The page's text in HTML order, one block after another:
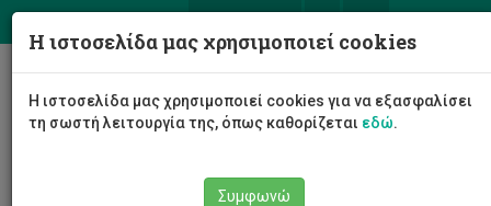
Η ιστοσελίδα μας χρησιμοποιεί cookies
Η ιστοσελίδα μας χρησιμοποιεί cookies για να εξασφαλίσει
τη σωστή λειτουργία της, όπως καθορίζεται εδώ.
Συμφωνώ